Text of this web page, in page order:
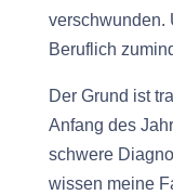
verschwunden.
Beruflich
Der Grund ist
Anfang des
schwere
wissen meine